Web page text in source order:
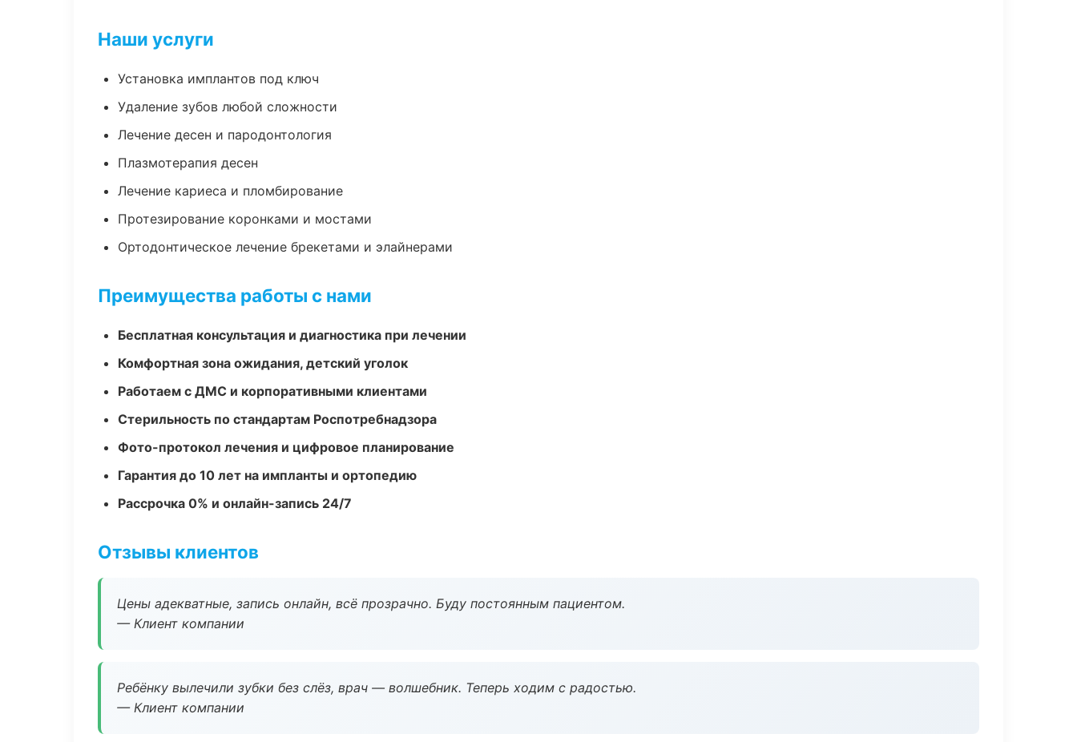
Наши услуги
Установка имплантов под ключ
Удаление зубов любой сложности
Лечение десен и пародонтология
Плазмотерапия десен
Лечение кариеса и пломбирование
Протезирование коронками и мостами
Ортодонтическое лечение брекетами и элайнерами
Преимущества работы с нами
Бесплатная консультация и диагностика при лечении
Комфортная зона ожидания, детский уголок
Работаем с ДМС и корпоративными клиентами
Стерильность по стандартам Роспотребнадзора
Фото-протокол лечения и цифровое планирование
Гарантия до 10 лет на импланты и ортопедию
Рассрочка 0% и онлайн-запись 24/7
Отзывы клиентов
Цены адекватные, запись онлайн, всё прозрачно. Буду постоянным пациентом.
— Клиент компании
Ребёнку вылечили зубки без слёз, врач — волшебник. Теперь ходим с радостью.
— Клиент компании